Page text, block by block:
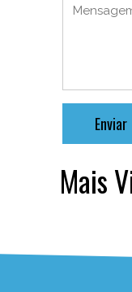
Mais